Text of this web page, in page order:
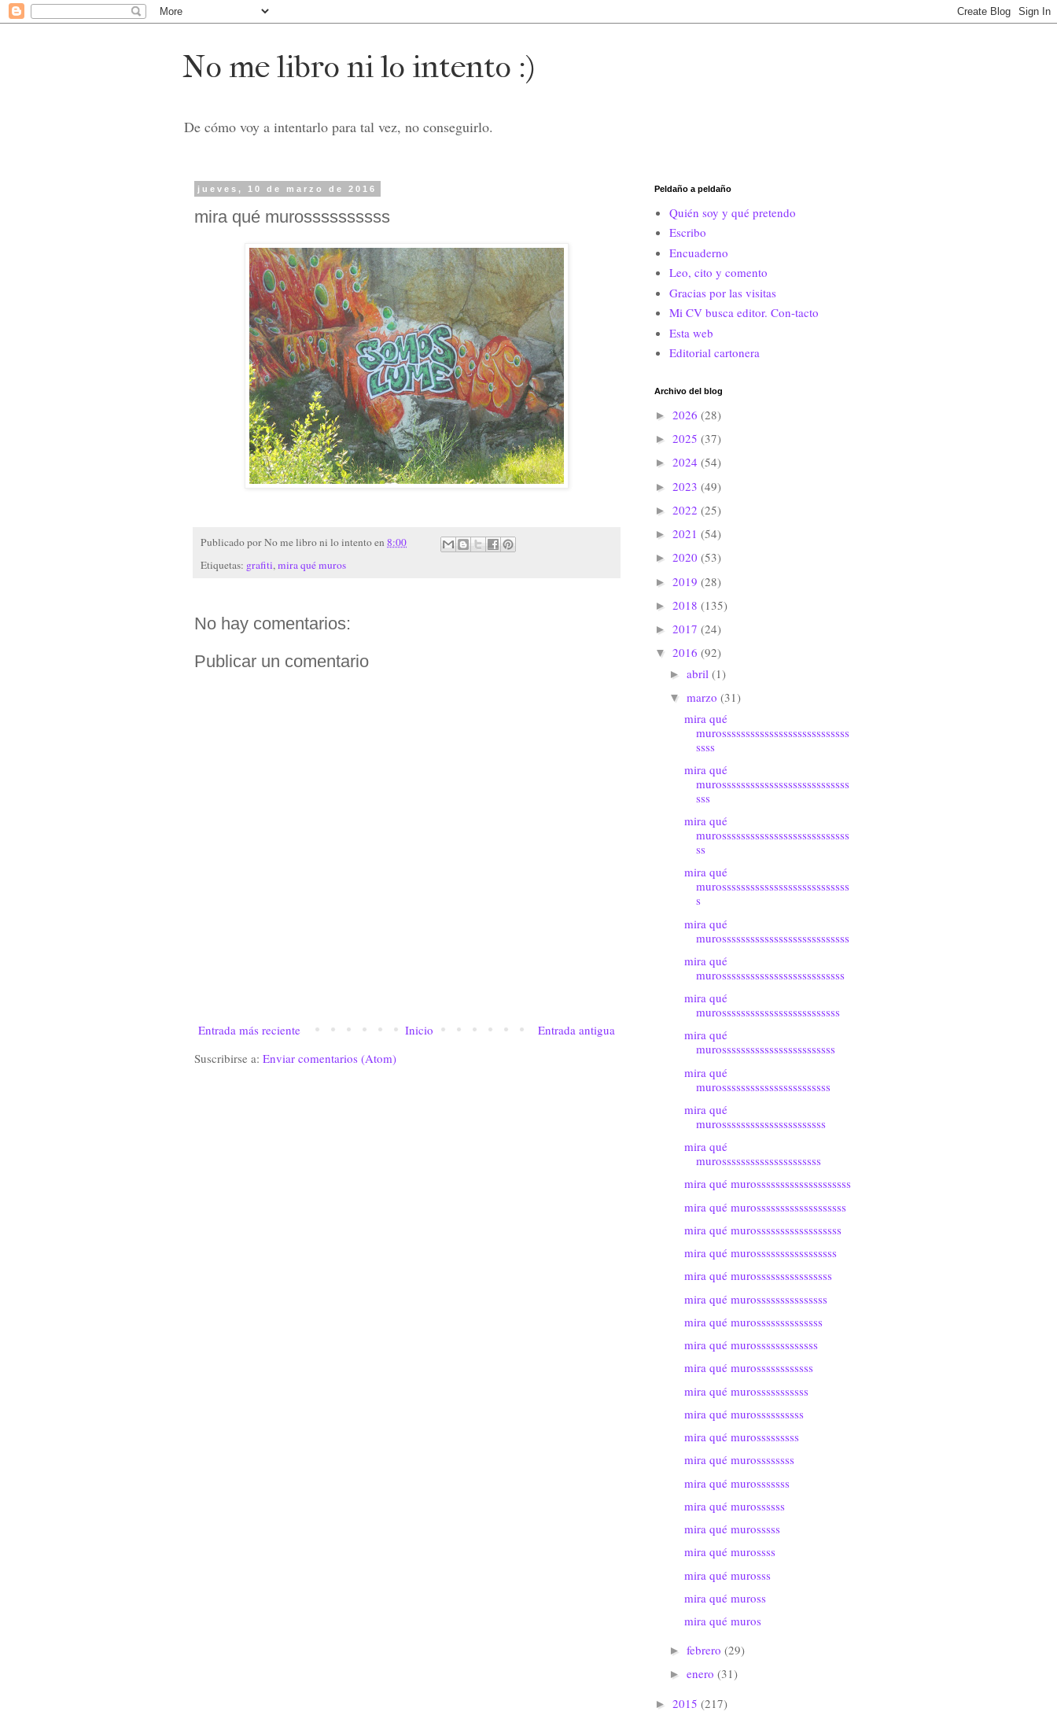
No me libro ni lo intento :)
De cómo voy a intentarlo para tal vez, no conseguirlo.
jueves, 10 de marzo de 2016
mira qué murossssssssss
Publicado porNo me libro ni lo intentoen 8:00
Etiquetas: grafiti, mira qué muros
No hay comentarios:
Publicar un comentario
Entrada más reciente Entrada antigua
Inicio
Suscribirse a: Enviar comentarios (Atom)
Peldaño a peldaño
Quién soy y qué pretendo
Escribo
Encuaderno
Leo, cito y comento
Gracias por las visitas
Mi CV busca editor. Con-tacto
Esta web
Editorial cartonera
Archivo del blog
► 2026 (28)
► 2025 (37)
► 2024 (54)
► 2023 (49)
► 2022 (25)
► 2021 (54)
► 2020 (53)
► 2019 (28)
► 2018 (135)
► 2017 (24)
▼ 2016 (92)
► abril (1)
▼ marzo (31)
mira qué
murosssssssssssssssssssssssssss
ssss
mira qué
murosssssssssssssssssssssssssss
sss
mira qué
murosssssssssssssssssssssssssss
ss
mira qué
murosssssssssssssssssssssssssss
s
mira qué
murosssssssssssssssssssssssssss
mira qué
murossssssssssssssssssssssssss
mira qué
murosssssssssssssssssssssssss
mira qué
murossssssssssssssssssssssss
mira qué
murosssssssssssssssssssssss
mira qué
murossssssssssssssssssssss
mira qué
murosssssssssssssssssssss
mira qué murossssssssssssssssssss
mira qué murosssssssssssssssssss
mira qué murossssssssssssssssss
mira qué murosssssssssssssssss
mira qué murossssssssssssssss
mira qué murosssssssssssssss
mira qué murossssssssssssss
mira qué murosssssssssssss
mira qué murossssssssssss
mira qué murosssssssssss
mira qué murossssssssss
mira qué murosssssssss
mira qué murossssssss
mira qué murosssssss
mira qué murossssss
mira qué murosssss
mira qué murossss
mira qué murosss
mira qué muross
mira qué muros
► febrero (29)
► enero (31)
► 2015 (217)